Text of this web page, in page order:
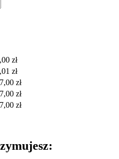
zł
zł
zł
zł
zł